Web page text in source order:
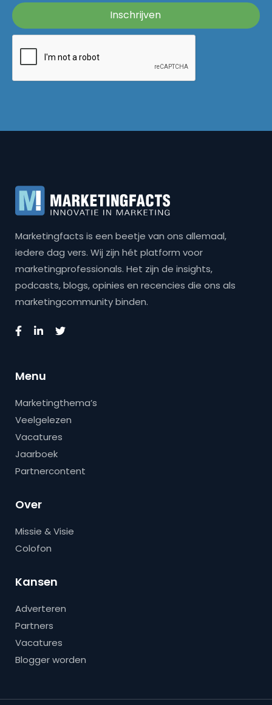
Marketingfacts is een beetje van ons allemaal,
iedere dag vers. Wij zijn hét platform voor
marketingprofessionals. Het zijn de insights,
podcasts, blogs, opinies en recencies die ons als
marketingcommunity binden.
Menu
Marketingthema’s
Veelgelezen
Vacatures
Jaarboek
Partnercontent
Over
Missie & Visie
Colofon
Kansen
Adverteren
Partners
Vacatures
Blogger worden